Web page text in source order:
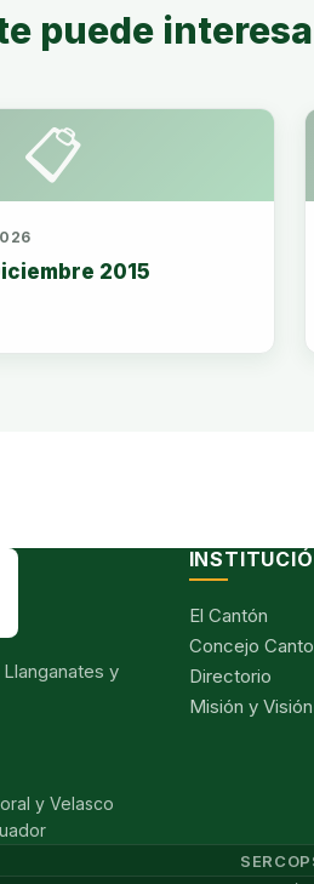
puede
📋
2015
Llanganates y
y Velasco
El Cantón
Concejo
Directorio
Misión y Visión
SERCOP